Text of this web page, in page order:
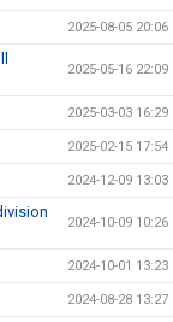
2025-08-05 20:06
2025-05-16 22:09
2025-03-03 16:29
2025-02-15 17:54
2024-12-09 13:03
2024-10-09 10:26
2024-10-01 13:23
2024-08-28 13:27